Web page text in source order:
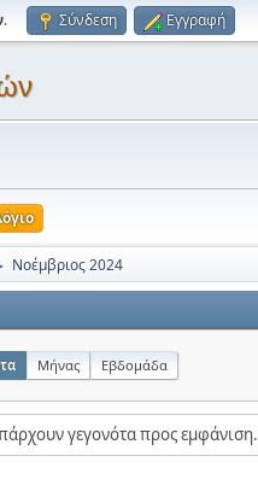
. Σύνδεση Εγγραφή
Νοέμβριος 2024
Μήνας Εβδομάδα
γεγονότα προς εμφάνιση.